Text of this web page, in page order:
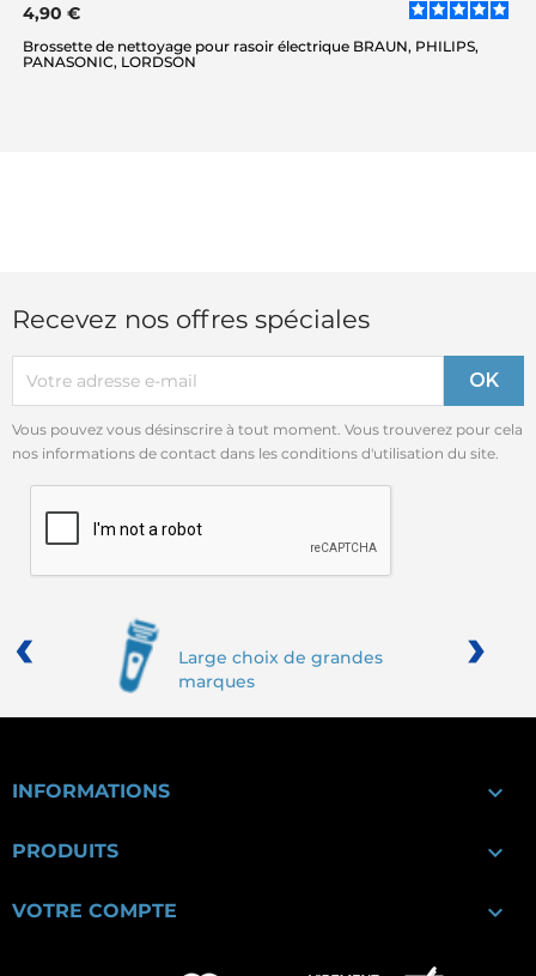
4,90 €
Brossette de nettoyage pour rasoir électrique BRAUN, PHILIPS,
PANASONIC, LORDSON
Recevez nos offres spéciales
Vous pouvez vous désinscrire à tout moment. Vous trouverez pour cela
nos informations de contact dans les conditions d'utilisation du site.
Large choix de grandes
marques
‹ ›
INFORMATIONS 
PRODUITS 
VOTRE COMPTE 